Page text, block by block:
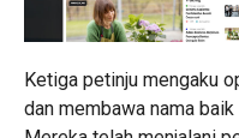
Ketiga petinju mengaku
dan membawa nama baik